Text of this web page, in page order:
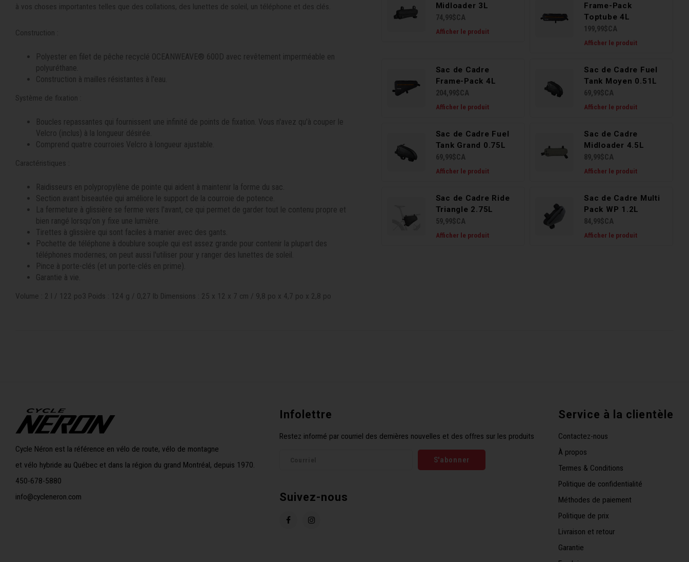
à vos choses importantes telles que des collations, des lunettes de soleil, un téléphone et des clés.
Construction :
Polyester en filet de pêche recyclé OCEANWEAVE® 600D avec revêtement imperméable en
polyuréthane.
Construction à mailles résistantes à l'eau.
Système de fixation :
Boucles repassantes qui fournissent une infinité de points de fixation. Vous n'avez qu'à couper le
Velcro (inclus) à la longueur désirée.
Comprend quatre courroies Velcro à longueur ajustable.
Caractéristiques :
Raidisseurs en polypropylène de pointe qui aident à maintenir la forme du sac.
Section avant biseautée qui améliore le support de la courroie de potence.
La fermeture à glissière se ferme vers l'avant, ce qui permet de garder tout le contenu propre et
bien rangé lorsqu'on y fixe une lumière.
Tirettes à glissière qui sont faciles à manier avec des gants.
Pochette de téléphone à doublure souple qui est assez grande pour contenir la plupart des
téléphones modernes; on peut aussi l'utiliser pour y ranger des lunettes de soleil.
Pince à porte-clés (et un porte-clés en prime).
Garantie à vie.
Volume : 2 l / 122 po3 Poids : 124 g / 0,27 lb Dimensions : 25 x 12 x 7 cm / 9,8 po x 4,7 po x 2,8 po
Midloader 3L
74,99$CA
Afficher le produit
Frame-Pack
Toptube 4L
199,99$CA
Afficher le produit
Sac de Cadre
Frame-Pack 4L
204,99$CA
Afficher le produit
Sac de Cadre Fuel
Tank Moyen 0.51L
69,99$CA
Afficher le produit
Sac de Cadre Fuel
Tank Grand 0.75L
69,99$CA
Afficher le produit
Sac de Cadre
Midloader 4.5L
89,99$CA
Afficher le produit
Sac de Cadre Ride
Triangle 2.75L
59,99$CA
Afficher le produit
Sac de Cadre Multi
Pack WP 1.2L
84,99$CA
Afficher le produit
Cycle Néron est la référence en vélo de route, vélo de montagne
et vélo hybride au Québec et dans la région du grand Montréal, depuis 1970.
450-678-5880
info@cycleneron.com
Infolettre
Restez informé par courriel des dernières nouvelles et des offres sur les produits
S'abonner
Suivez-nous
Service à la clientèle
Contactez-nous
À propos
Termes & Conditions
Politique de confidentialité
Méthodes de paiement
Politique de prix
Livraison et retour
Garantie